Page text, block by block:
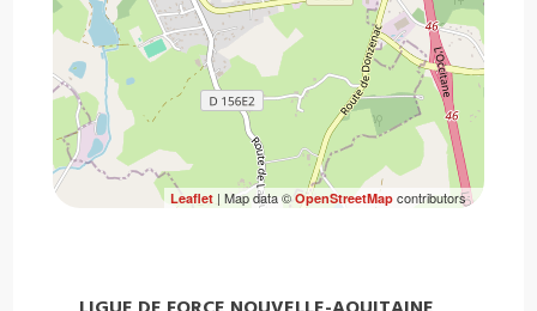
Leaflet| Map data © OpenStreetMapcontributors